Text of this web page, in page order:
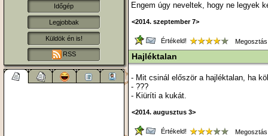
Időgép
Legjobbak
Küldök én is!
RSS
Engem úgy neveltek, hogy ne legyek
<2014. szeptember 7>
Értékeld!
Hajléktalan
- Mit csinál először a hajléktalan, ha
- ???
- Kiüríti a kukát.
<2014. augusztus 3>
Értékeld!